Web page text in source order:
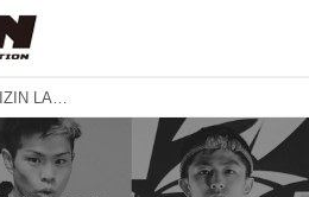
+WEED presents RIZIN LANDMARK vol.2 BACKSTAGE GALLERY